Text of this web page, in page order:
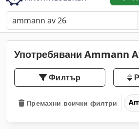
Употребявани Ammann
Филтър
Премахни всички филтри